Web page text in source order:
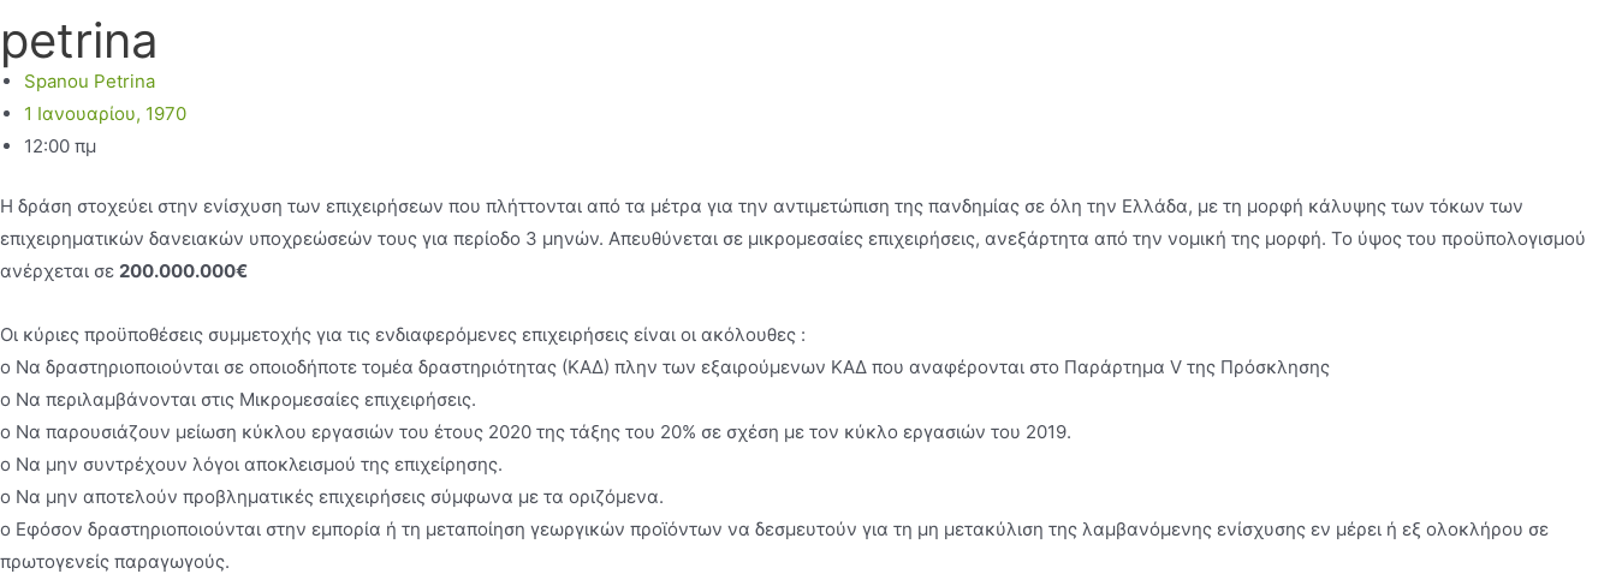
petrina
Spanou Petrina
1 Ιανουαρίου, 1970
12:00 πμ
Η δράση στοχεύει στην ενίσχυση των επιχειρήσεων που πλήττονται από τα μέτρα για την αντιμετώπιση της πανδημίας σε όλη την Ελλάδα, με τη μορφή κάλυψης των τόκων των
επιχειρηματικών δανειακών υποχρεώσεών τους για περίοδο 3 μηνών. Απευθύνεται σε μικρομεσαίες επιχειρήσεις, ανεξάρτητα από την νομική της μορφή. Το ύψος του προϋπολογισμού
ανέρχεται σε 200.000.000€
Οι κύριες προϋποθέσεις συμμετοχής για τις ενδιαφερόμενες επιχειρήσεις είναι οι ακόλουθες :
o Να δραστηριοποιούνται σε οποιοδήποτε τομέα δραστηριότητας (ΚΑΔ) πλην των εξαιρούμενων ΚΑΔ που αναφέρονται στο Παράρτημα V της Πρόσκλησης
o Να περιλαμβάνονται στις Μικρομεσαίες επιχειρήσεις.
o Να παρουσιάζουν μείωση κύκλου εργασιών του έτους 2020 της τάξης του 20% σε σχέση με τον κύκλο εργασιών του 2019.
o Να μην συντρέχουν λόγοι αποκλεισμού της επιχείρησης.
o Να μην αποτελούν προβληματικές επιχειρήσεις σύμφωνα με τα οριζόμενα.
o Εφόσον δραστηριοποιούνται στην εμπορία ή τη μεταποίηση γεωργικών προϊόντων να δεσμευτούν για τη μη μετακύλιση της λαμβανόμενης ενίσχυσης εν μέρει ή εξ ολοκλήρου σε
πρωτογενείς παραγωγούς.